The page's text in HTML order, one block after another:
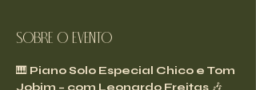
Sobre o evento
🎹 Piano Solo Especial Chico e Tom
Jobim – com Leonardo Freitas 🎶